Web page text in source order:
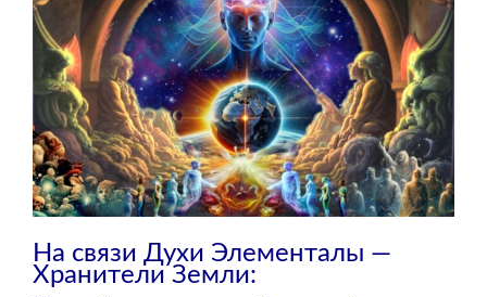
На связи Духи Элементалы —
Хранители Земли: